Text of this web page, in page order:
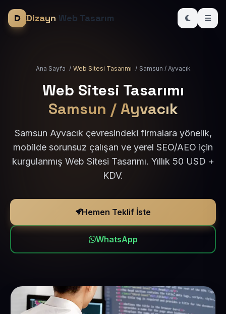
Dizayn Web Tasarım
Ana Sayfa / Web Sitesi Tasarımı / Samsun / Ayvacık
Web Sitesi Tasarımı
Samsun / Ayvacık
Samsun Ayvacık çevresindeki firmalara yönelik,
mobilde sorunsuz çalışan ve yerel SEO/AEO için
kurgulanmış Web Sitesi Tasarımı. Yıllık 50 USD +
KDV.
Hemen Teklif İste
WhatsApp